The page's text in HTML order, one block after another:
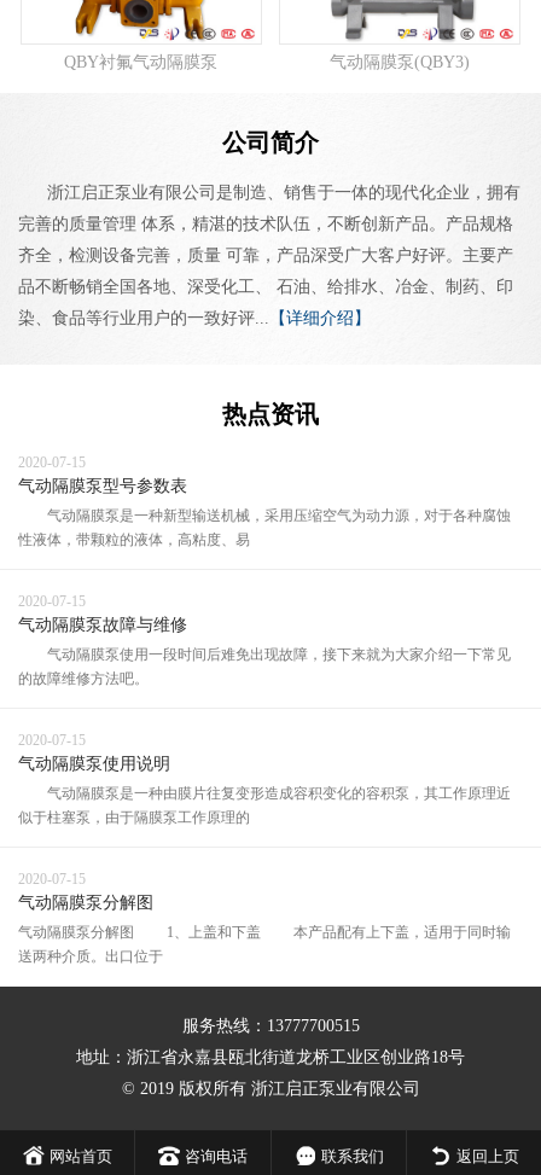
QBY衬氟气动隔膜泵 气动隔膜泵(QBY3)
公司简介
浙江启正泵业有限公司是制造、销售于一体的现代化企业，拥有
完善的质量管理 体系，精湛的技术队伍，不断创新产品。产品规格
齐全，检测设备完善，质量 可靠，产品深受广大客户好评。主要产
品不断畅销全国各地、深受化工、 石油、给排水、冶金、制药、印
染、食品等行业用户的一致好评... 【详细介绍】
热点资讯
2020-07-15
气动隔膜泵型号参数表
气动隔膜泵是一种新型输送机械，采用压缩空气为动力源，对于各种腐蚀
性液体，带颗粒的液体，高粘度、易
2020-07-15
气动隔膜泵故障与维修
气动隔膜泵使用一段时间后难免出现故障，接下来就为大家介绍一下常见
的故障维修方法吧。
2020-07-15
气动隔膜泵使用说明
气动隔膜泵是一种由膜片往复变形造成容积变化的容积泵，其工作原理近
似于柱塞泵，由于隔膜泵工作原理的
2020-07-15
气动隔膜泵分解图
气动隔膜泵分解图 1、上盖和下盖 本产品配有上下盖，适用于同时输
送两种介质。出口位于
服务热线：13777700515
地址：浙江省永嘉县瓯北街道龙桥工业区创业路18号
© 2019 版权所有 浙江启正泵业有限公司
网站首页 咨询电话 联系我们 返回上页